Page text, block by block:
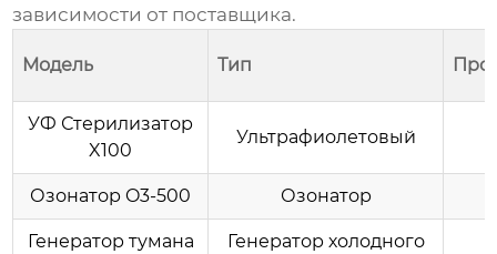
зависимости от поставщика.
Модель Тип
УФ Стерилизатор
X100
Ультрафиолетовый
Озонатор O3-500 Озонатор
Генератор тумана
Генератор холодного